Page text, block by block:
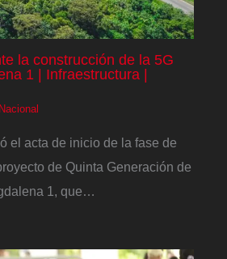
la construcción de la 5G
1 | Infraestructura |
Nacional
el acta de inicio de la fase de
de Quinta Generación de
1, que…